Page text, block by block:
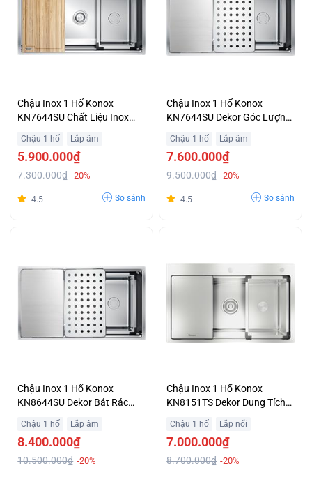
Chậu Inox 1 Hố Konox
KN7644SU Chất Liệu Inox
304 Tiêu Chuẩn Trả Góp
Không Lãi Suất
Chậu 1 hố Lắp âm
5.900.000₫
7.300.000₫ -20%
4.5 So sánh
Chậu Inox 1 Hố Konox
KN7644SU Dekor Góc Lượn
R25 Dễ Vệ Sinh Lòng Chậu
Ưu Đãi Lớn
Chậu 1 hố Lắp âm
7.600.000₫
9.500.000₫ -20%
4.5 So sánh
Chậu Inox 1 Hố Konox
KN8644SU Dekor Bát Rác
Chống Tắc Khuyến Mại
Chậu 1 hố Lắp âm
8.400.000₫
10.500.000₫ -20%
Chậu Inox 1 Hố Konox
KN8151TS Dekor Dung Tích
Giá Tốt
Chậu 1 hố Lắp nổi
7.000.000₫
8.700.000₫ -20%